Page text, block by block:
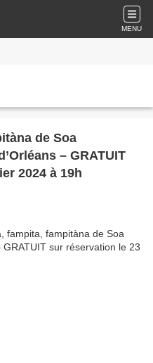
MENU
de Soa
– GRATUIT
2024 à 19h